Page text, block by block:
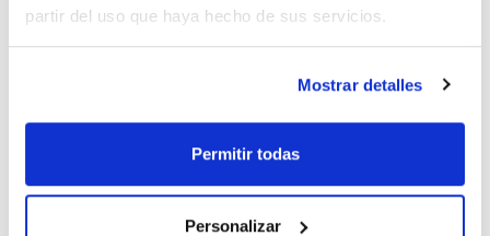
partir del uso que haya hecho de sus servicios.
Mostrar detalles
Permitir todas
Personalizar
Los productos marcados con esta imagen son
listos para una entrega inmediata.